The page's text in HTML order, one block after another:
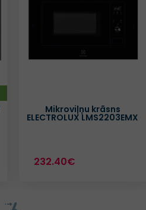
Mikroviļņu krāsns
ELECTROLUX LMS2203EMX
232.40€